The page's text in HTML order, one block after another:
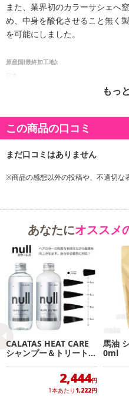
また、業界初のカラーサシェへ
め、中身を酸化させること無く
を可能にしました。
原産国(最終加工地):
もっ
この商品の口コミ
※商品の感想以外の投稿や、不適切な
あなたにオススメ
CALATAS HEAT CARE
シャンプー＆トリートメ
2,444円
1本あたり 1,222円
馬油
0ml